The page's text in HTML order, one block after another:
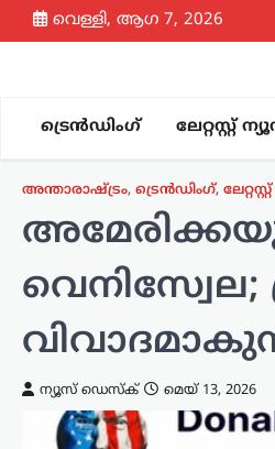
Skip
to
വെള്ളി, ആഗ 7, 2026
ട്രെൻഡിംഗ് ലേറ്റസ്റ്റ്
അന്താരാഷ്ട്രം, ട്രെൻഡിംഗ്,
വെനിസ്വേല;
ന്യൂസ് ഡെസ്ക് മെയ്‌ 13, 2026